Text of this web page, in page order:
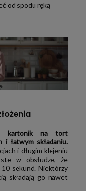
od spodu ręką
kartonik na tort
i łatwym składaniu.
i długim klejeniu
w obsłudze, że
sekund. Niektórzy
składają go nawet